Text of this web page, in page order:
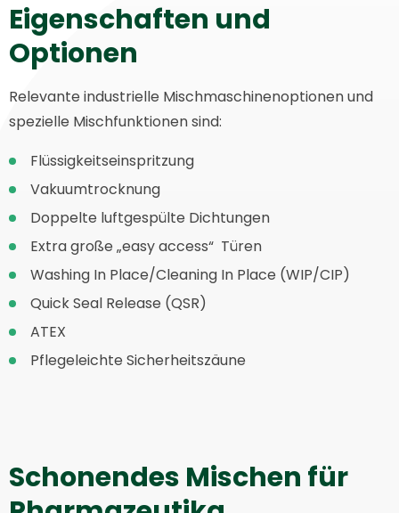
Eigenschaften und
Optionen
Relevante industrielle Mischmaschinenoptionen und
spezielle Mischfunktionen sind:
Flüssigkeitseinspritzung
Vakuumtrocknung
Doppelte luftgespülte Dichtungen
Extra große „easy access“ Türen
Washing In Place/Cleaning In Place (WIP/CIP)
Quick Seal Release (QSR)
ATEX
Pflegeleichte Sicherheitszäune
Schonendes Mischen für